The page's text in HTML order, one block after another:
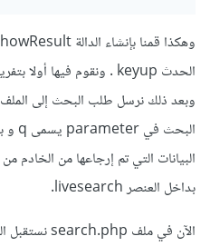
بداخل العنصر livesearch.
الآن في ملف search.php نستقبل الطلب كالتالي